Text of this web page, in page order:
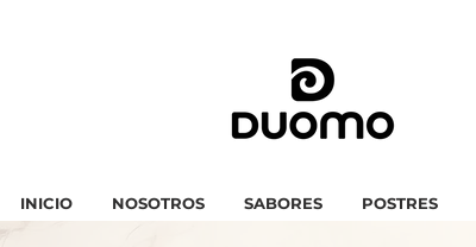
INICIO NOSOTROS SABORES POSTRES